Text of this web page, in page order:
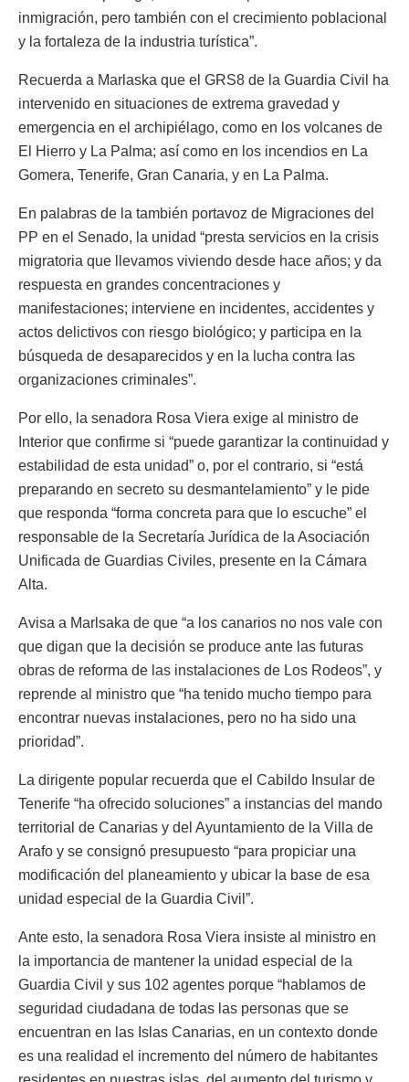
inmigración, pero también con el crecimiento poblacional
y la fortaleza de la industria turística”.
Recuerda a Marlaska que el GRS8 de la Guardia Civil ha
intervenido en situaciones de extrema gravedad y
emergencia en el archipiélago, como en los volcanes de
El Hierro y La Palma; así como en los incendios en La
Gomera, Tenerife, Gran Canaria, y en La Palma.
En palabras de la también portavoz de Migraciones del
PP en el Senado, la unidad “presta servicios en la crisis
migratoria que llevamos viviendo desde hace años; y da
respuesta en grandes concentraciones y
manifestaciones; interviene en incidentes, accidentes y
actos delictivos con riesgo biológico; y participa en la
búsqueda de desaparecidos y en la lucha contra las
organizaciones criminales”.
Por ello, la senadora Rosa Viera exige al ministro de
Interior que confirme si “puede garantizar la continuidad y
estabilidad de esta unidad” o, por el contrario, si “está
preparando en secreto su desmantelamiento” y le pide
que responda “forma concreta para que lo escuche” el
responsable de la Secretaría Jurídica de la Asociación
Unificada de Guardias Civiles, presente en la Cámara
Alta.
Avisa a Marlsaka de que “a los canarios no nos vale con
que digan que la decisión se produce ante las futuras
obras de reforma de las instalaciones de Los Rodeos”, y
reprende al ministro que “ha tenido mucho tiempo para
encontrar nuevas instalaciones, pero no ha sido una
prioridad”.
La dirigente popular recuerda que el Cabildo Insular de
Tenerife “ha ofrecido soluciones” a instancias del mando
territorial de Canarias y del Ayuntamiento de la Villa de
Arafo y se consignó presupuesto “para propiciar una
modificación del planeamiento y ubicar la base de esa
unidad especial de la Guardia Civil”.
Ante esto, la senadora Rosa Viera insiste al ministro en
la importancia de mantener la unidad especial de la
Guardia Civil y sus 102 agentes porque “hablamos de
seguridad ciudadana de todas las personas que se
encuentran en las Islas Canarias, en un contexto donde
es una realidad el incremento del número de habitantes